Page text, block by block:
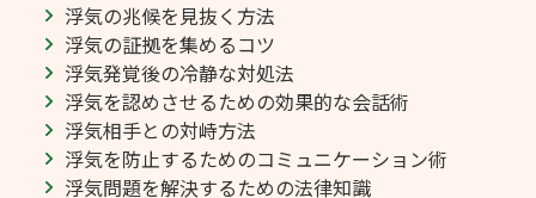
浮気の兆候を見抜く方法
浮気の証拠を集めるコツ
浮気発覚後の冷静な対処法
浮気を認めさせるための効果的な会話術
浮気相手との対峙方法
浮気を防止するためのコミュニケーション術
浮気問題を解決するための法律知識